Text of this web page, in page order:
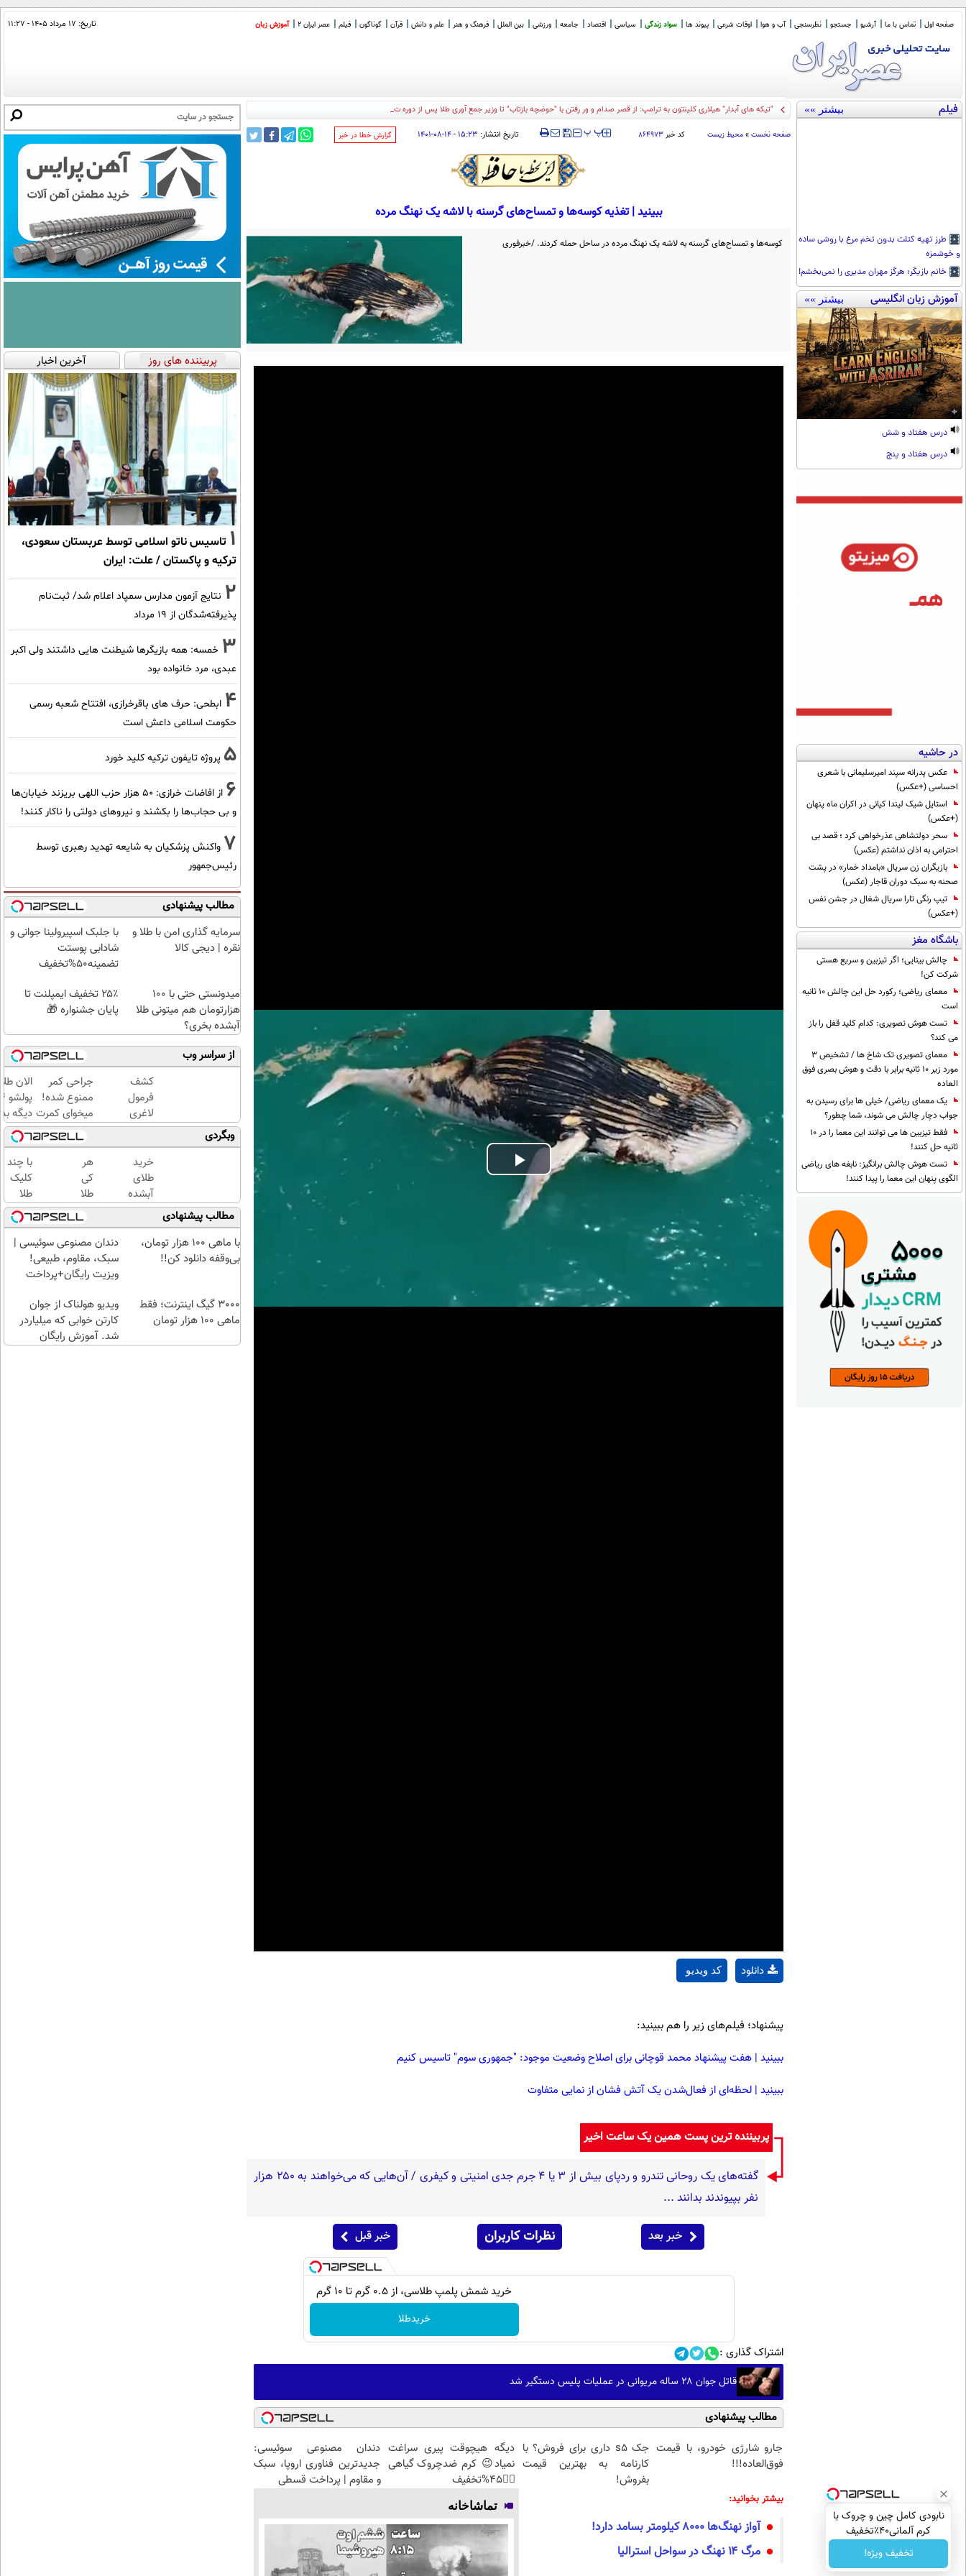
صفحه اول تماس با ما آرشیو جستجو نظرسنجی آب و هوا اوقات شرعی پیوند ها سواد زندگی سیاسی اقتصاد جامعه ورزشی بین الملل فرهنگ و هنر علم و دانش قرآن گوناگون فیلم عصر ایران 2 آموزش زبان تاریخ: ۱۷ مرداد ۱۴۰۵ - ۱۱:۲۷
فیلم بیشتر »»
طرز تهیه کتلت بدون تخم مرغ با روشی ساده
و خوشمزه
خانم بازیگر: هرگز مهران مدیری را نمی‌بخشم!
آموزش زبان انگلیسی بیشتر »»
درس هفتاد و شش
درس هفتاد و پنج
در حاشیه
عکس پدرانه سپند امیرسلیمانی با شعری
احساسی (+عکس)
استایل شیک لیندا کیانی در اکران ماه پنهان
(+عکس)
سحر دولتشاهی عذرخواهی کرد ؛ قصد بی
احترامی به اذان نداشتم (عکس)
بازیگران زن سریال «بامداد خمار» در پشت
صحنه به سبک دوران قاجار (عکس)
تیپ رنگی تارا سریال شغال در جشن نفس
(+عکس)
باشگاه مغز
چالش بینایی؛ اگر تیزبین و سریع هستی
شرکت کن!
معمای ریاضی؛ رکورد حل این چالش 10 ثانیه
است
تست هوش تصویری: کدام کلید قفل را باز
می کند؟
معمای تصویری تک شاخ ها / تشخیص 3
مورد زیر 10 ثانیه برابر با دقت و هوش بصری فوق
العاده
یک معمای ریاضی/ خیلی ها برای رسیدن به
جواب دچار چالش می شوند، شما چطور؟
فقط تیزبین ها می توانند این معما را در 10
ثانیه حل کنند!
تست هوش چالش برانگیز: نابغه های ریاضی
الگوی پنهان این معما را پیدا کنند!
"تیکه های آبدار" هیلاری کلینتون به ترامپ: از قصر صدام و ور رفتن با "حوضچه بازتاب" تا وزیر جمع آوری طلا پس از دوره ترامپ!
صفحه نخست » محیط زیست کد خبر ۸۶۴۹۷۳ ‍‍‍ پ پ تاریخ انتشار: ۱۵:۲۳ - ۱۴-۰۸-۱۴۰۱ ‌گزارش خطا در خبر
ببینید | تغذیه کوسه‌ها و تمساح‌های گرسنه با لاشه یک نهنگ مرده
کوسه‌ها و تمساح‌های گرسنه به لاشه یک نهنگ مرده در ساحل حمله کردند. /خبرفوری
Play
Video
کد ویدیو دانلود
پیشنهاد؛ فیلم‌های زیر را هم ببینید:
ببینید | هفت پیشنهاد محمد قوچانی برای اصلاح وضعیت موجود: "جمهوری سوم" تاسیس کنیم
ببینید | لحظه‌ای از فعال‌شدن یک آتش فشان از نمایی متفاوت
پربیننده ترین پست همین یک ساعت اخیر
گفته‌های یک روحانی تندرو و ردپای بیش از ۳ یا ۴ جرم جدی امنیتی و کیفری / آن‌هایی که می‌خواهند به ۲۵۰ هزار
نفر بپیوندند بدانند ...
خبر بعد نظرات کاربران خبر قبل
خرید شمش پلمپ طلاسی، از ۰.۵ گرم تا ۱۰ گرم
خریدطلا
اشتراک گذاری :
قاتل جوان ۲۸ ساله مریوانی در عملیات پلیس دستگیر شد
مطالب پیشنهادی
جارو شارژی خودرو، با قیمت
فوق‌العاده!!!
جک s5 داری برای فروش؟ با
کارنامه به بهترین قیمت
بفروش!
دیگه هیچوقت پیری سراغت
نمیاد😉 کرم ضدچروک گیاهی
👈🏻45%تخفیف
دندان مصنوعی سوئیسی:
جدیدترین فناوری اروپا، سبک
و مقاوم | پرداخت قسطی
بیشتر بخوانید:
آواز نهنگ‌ها ۸۰۰۰ کیلومتر بسامد دارد!
مرگ ۱۴ نهنگ در سواحل استرالیا
تماشاخانه
پربیننده های روز آخرین اخبار
1 تاسیس ناتو اسلامی توسط عربستان سعودی،
ترکیه و پاکستان / علت: ایران
2 نتایج آزمون مدارس سمپاد اعلام شد/ ثبت‌نام
پذیرفته‌شدگان از ۱۹ مرداد
3 خمسه: همه بازیگرها شیطنت هایی داشتند ولی اکبر
عبدی، مرد خانواده بود
4 ابطحی: حرف های باقرخرازی، افتتاح شعبه رسمی
حکومت اسلامی داعش است
5 پروژه تایفون ترکیه کلید خورد
6
از افاضات خرازی: ۵۰ هزار حزب اللهی بریزند خیابان‌ها
و بی حجاب‌ها را بکشند و نیرو‌های دولتی را ناکار کنند!
7 واکنش پزشکیان به شایعه تهدید رهبری توسط
رئیس‌جمهور
مطالب پیشنهادی
سرمایه گذاری امن با طلا و
نقره | دیجی کالا
با جلبک اسپیرولینا جوانی و
شادابی پوستت
تضمینه50%تخفیف
میدونستی حتی با ۱۰۰
هزارتومان هم میتونی طلا
آبشده بخری؟
۲۵٪ تخفیف ایمپلنت تا
پایان جشنواره 🎁
از سراسر وب
کشف
فرمول
لاغری
اسان
توسط
متخصصان
ایرانی
جراحی کمر
ممنوع شده!
میخوای کمرت
رو در منزل
درمان کنی؟
((پرسش‌نامه))
الان
دیگه
طلا با
بی‌بهره
وبگردی
خرید
طلای
آبشده
حتی با
۱۰۰هزارتومان
هر
کی
طلا
داره،
غم
نداره!
😊💎
(خرید
چند
کلیک)
با چند
کلیک
طلا
(ثبت‌نام
کن |
خرید
کن |
بگیر)
مطالب پیشنهادی
با ماهی 100 هزار تومان،
بی‌وقفه دانلود کن!!
دندان مصنوعی سوئیسی |
سبک، مقاوم، طبیعی!
ویزیت رایگان+پرداخت
3000 گیگ اینترنت؛ فقط
ماهی 100 هزار تومان
ویدیو هولناک از جوان
کارتن خوابی که میلیاردر
شد. آموزش رایگان
نابودی کامل چین و چروک با
کرم آلمانی۴۰٪تخفیف
تخفیف ویژه!